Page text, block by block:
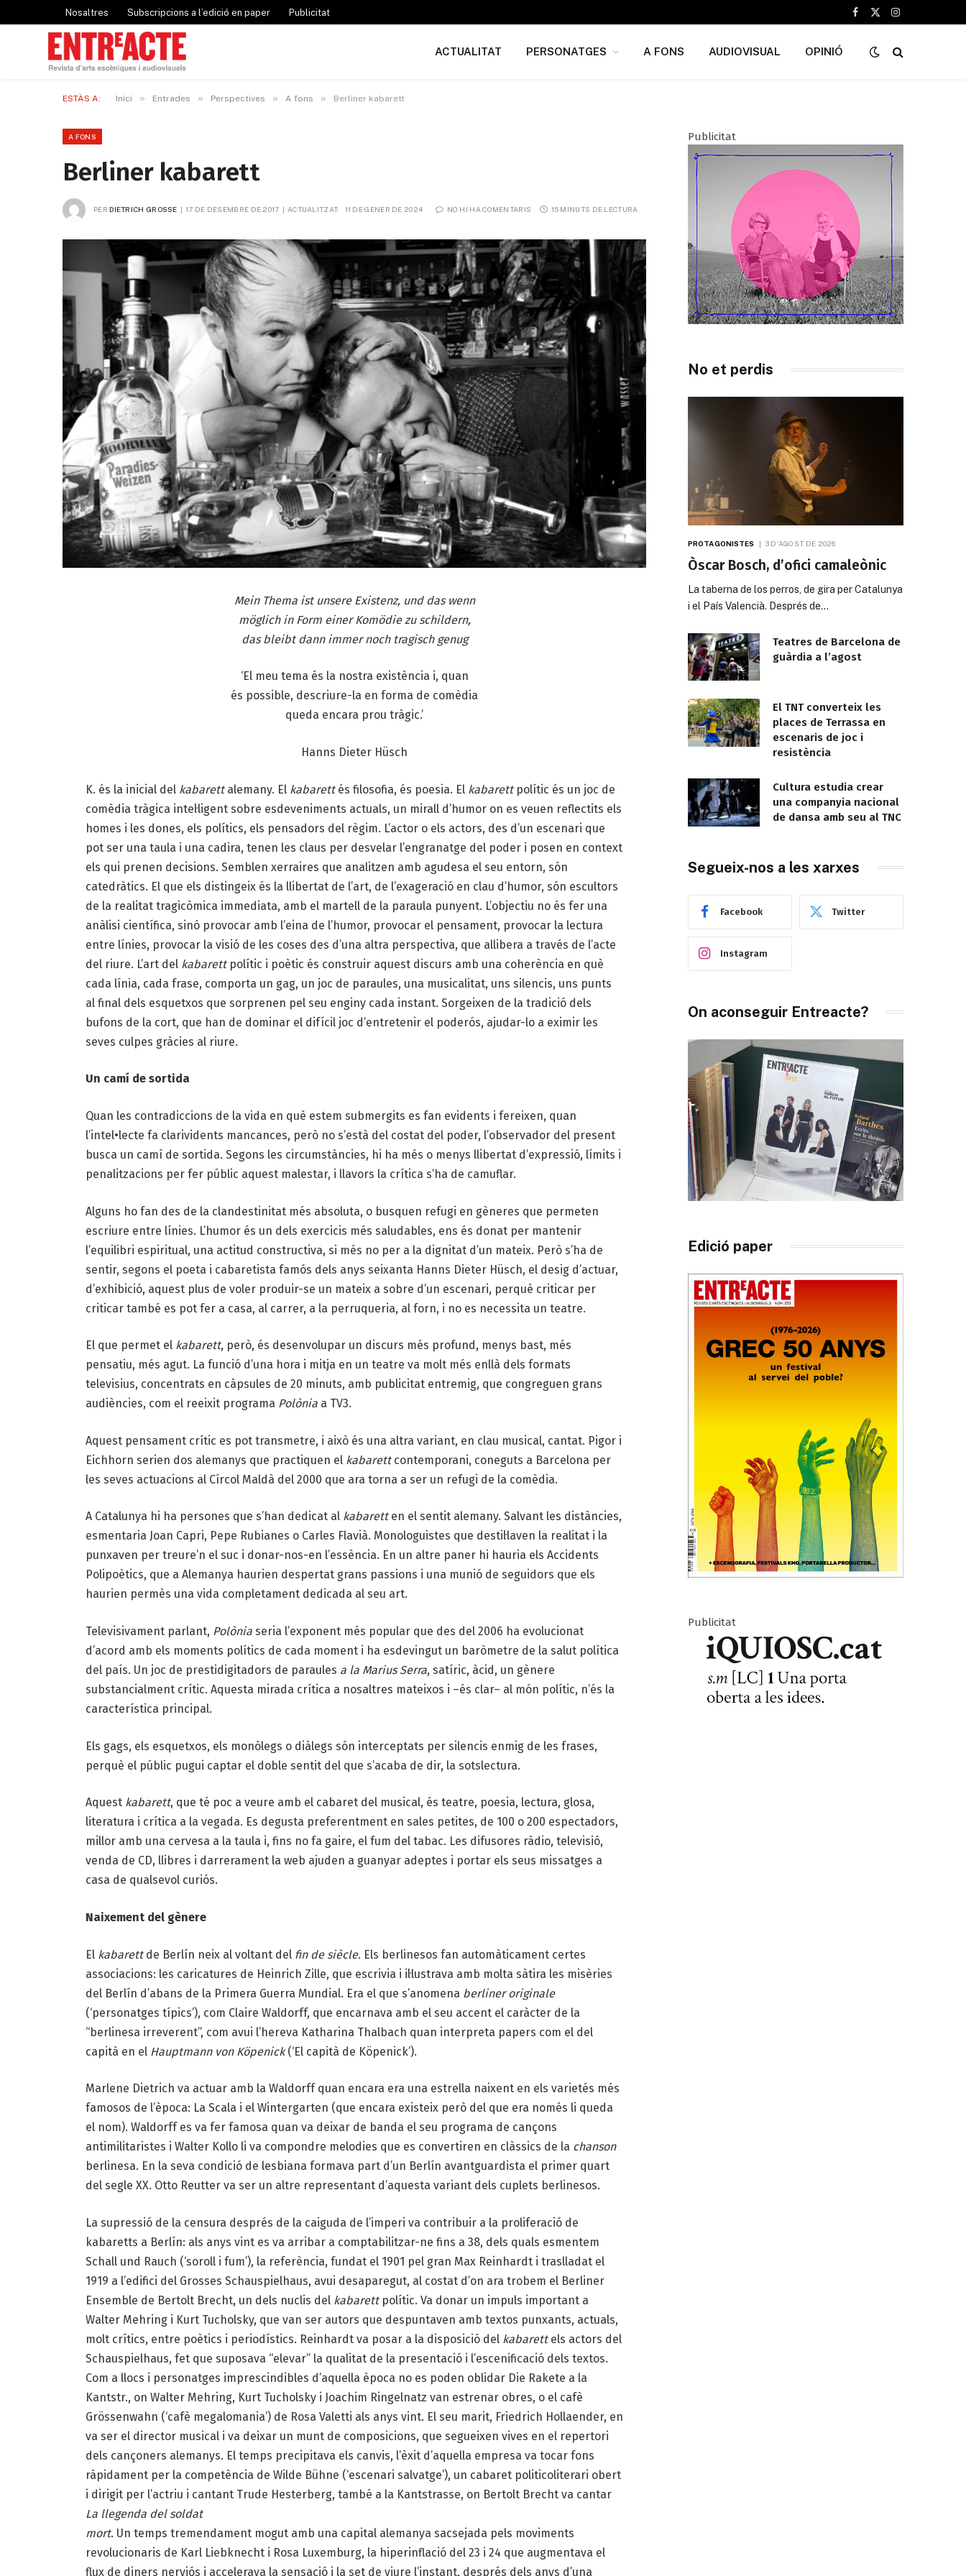
Nosaltres Subscripcions a l’edició en paper Publicitat
Facebook
X
Instagram
ACTUALITAT PERSONATGES A FONS AUDIOVISUAL OPINIÓ
ESTÀS A: Inici » Entrades » Perspectives » A fons » Berliner kabarett
A FONS
Berliner kabarett
PER DIETRICH GROSSE 17 DE DESEMBRE DE 2017 ACTUALITZAT: 11 DE GENER DE 2024 NO HI HA COMENTARIS 15 MINUTS DE LECTURA
Mein Thema ist unsere Existenz, und das wenn
möglich in Form einer Komödie zu schildern,
das bleibt dann immer noch tragisch genug
‘El meu tema és la nostra existència i, quan
és possible, descriure-la en forma de comèdia
queda encara prou tràgic.’
Hanns Dieter Hüsch
K. és la inicial delkabarettalemany. El kabarettés filosofia, és poesia. El kabarettpolític és un joc de
comèdia tràgica intel·ligent sobre esdeveniments actuals, un mirall d’humor on es veuen reflectits els
homes i les dones, els polítics, els pensadors del règim. L’actor o els actors, des d’un escenari que
pot ser una taula i una cadira, tenen les claus per desvelar l’engranatge del poder i posen en context
els qui prenen decisions. Semblen xerraires que analitzen amb agudesa el seu entorn, són
catedràtics. El que els distingeix és la llibertat de l’art, de l’exageració en clau d’humor, són escultors
de la realitat tragicòmica immediata, amb el martell de la paraula punyent. L’objectiu no és fer una
anàlisi científica, sinó provocar amb l’eina de l’humor, provocar el pensament, provocar la lectura
entre línies, provocar la visió de les coses des d’una altra perspectiva, que allibera a través de l’acte
del riure. L’art delkabarettpolític i poètic és construir aquest discurs amb una coherència en què
cada línia, cada frase, comporta un gag, un joc de paraules, una musicalitat, uns silencis, uns punts
al final dels esquetxos que sorprenen pel seu enginy cada instant. Sorgeixen de la tradició dels
bufons de la cort, que han de dominar el difícil joc d’entretenir el poderós, ajudar-lo a eximir les
seves culpes gràcies al riure.
Un camí de sortida
Quan les contradiccions de la vida en què estem submergits es fan evidents i fereixen, quan
l’intel•lecte fa clarividents mancances, però no s’està del costat del poder, l’observador del present
busca un camí de sortida. Segons les circumstàncies, hi ha més o menys llibertat d’expressió, límits i
penalitzacions per fer públic aquest malestar, i llavors la crítica s’ha de camuflar.
Alguns ho fan des de la clandestinitat més absoluta, o busquen refugi en gèneres que permeten
escriure entre línies. L’humor és un dels exercicis més saludables, ens és donat per mantenir
l’equilibri espiritual, una actitud constructiva, si més no per a la dignitat d’un mateix. Però s’ha de
sentir, segons el poeta i cabaretista famós dels anys seixanta Hanns Dieter Hüsch, el desig d’actuar,
d’exhibició, aquest plus de voler produir-se un mateix a sobre d’un escenari, perquè criticar per
criticar també es pot fer a casa, al carrer, a la perruqueria, al forn, i no es necessita un teatre.
El que permet el kabarett, però, és desenvolupar un discurs més profund, menys bast, més
pensatiu, més agut. La funció d’una hora i mitja en un teatre va molt més enllà dels formats
televisius, concentrats en càpsules de 20 minuts, amb publicitat entremig, que congreguen grans
audiències, com el reeixit programa Polòniaa TV3.
Aquest pensament crític es pot transmetre, i això és una altra variant, en clau musical, cantat. Pigor i
Eichhorn serien dos alemanys que practiquen el kabarettcontemporani, coneguts a Barcelona per
les seves actuacions al Círcol Maldà del 2000 que ara torna a ser un refugi de la comèdia.
A Catalunya hi ha persones que s’han dedicat al kabaretten el sentit alemany. Salvant les distàncies,
esmentaria Joan Capri, Pepe Rubianes o Carles Flavià. Monologuistes que destil·laven la realitat i la
punxaven per treure’n el suc i donar-nos-en l’essència. En un altre paner hi hauria els Accidents
Polipoètics, que a Alemanya haurien despertat grans passions i una munió de seguidors que els
haurien permès una vida completament dedicada al seu art.
Televisivament parlant, Polòniaseria l’exponent més popular que des del 2006 ha evolucionat
d’acord amb els moments polítics de cada moment i ha esdevingut un baròmetre de la salut política
del país. Un joc de prestidigitadors de paraules a la Marius Serra, satíric, àcid, un gènere
substancialment crític. Aquesta mirada crítica a nosaltres mateixos i –és clar– al món polític, n’és la
característica principal.
Els gags, els esquetxos, els monòlegs o diàlegs són interceptats per silencis enmig de les frases,
perquè el públic pugui captar el doble sentit del que s’acaba de dir, la sotslectura.
Aquest kabarett, que té poc a veure amb el cabaret del musical, és teatre, poesia, lectura, glosa,
literatura i crítica a la vegada. Es degusta preferentment en sales petites, de 100 o 200 espectadors,
millor amb una cervesa a la taula i, fins no fa gaire, el fum del tabac. Les difusores ràdio, televisió,
venda de CD, llibres i darrerament la web ajuden a guanyar adeptes i portar els seus missatges a
casa de qualsevol curiós.
Naixement del gènere
El kabarettde Berlín neix al voltant del fin de siècle. Els berlinesos fan automàticament certes
associacions: les caricatures de Heinrich Zille, que escrivia i il·lustrava amb molta sàtira les misèries
del Berlín d’abans de la Primera Guerra Mundial. Era el que s’anomena berliner originale
(‘personatges típics’), com Claire Waldorff, que encarnava amb el seu accent el caràcter de la
“berlinesa irreverent”, com avui l’hereva Katharina Thalbach quan interpreta papers com el del
capità en el Hauptmann von Köpenick(‘El capità de Köpenick’).
Marlene Dietrich va actuar amb la Waldorff quan encara era una estrella naixent en els varietés més
famosos de l’època: La Scala i el Wintergarten (que encara existeix però del que era només li queda
el nom). Waldorff es va fer famosa quan va deixar de banda el seu programa de cançons
antimilitaristes i Walter Kollo li va compondre melodies que es convertiren en clàssics de la chanson
berlinesa. En la seva condició de lesbiana formava part d’un Berlín avantguardista el primer quart
del segle XX. Otto Reutter va ser un altre representant d’aquesta variant dels cuplets berlinesos.
La supressió de la censura després de la caiguda de l’imperi va contribuir a la proliferació de
kabaretts a Berlín: als anys vint es va arribar a comptabilitzar-ne fins a 38, dels quals esmentem
Schall und Rauch (‘soroll i fum’), la referència, fundat el 1901 pel gran Max Reinhardt i traslladat el
1919 a l’edifici del Grosses Schauspielhaus, avui desaparegut, al costat d’on ara trobem el Berliner
Ensemble de Bertolt Brecht, un dels nuclis del kabarettpolític. Va donar un impuls important a
Walter Mehring i Kurt Tucholsky, que van ser autors que despuntaven amb textos punxants, actuals,
molt crítics, entre poètics i periodístics. Reinhardt va posar a la disposició delkabarettels actors del
Schauspielhaus, fet que suposava “elevar” la qualitat de la presentació i l’escenificació dels textos.
Com a llocs i personatges imprescindibles d’aquella època no es poden oblidar Die Rakete a la
Kantstr., on Walter Mehring, Kurt Tucholsky i Joachim Ringelnatz van estrenar obres, o el cafè
Grössenwahn (‘cafè megalomania’) de Rosa Valetti als anys vint. El seu marit, Friedrich Hollaender, en
va ser el director musical i va deixar un munt de composicions, que segueixen vives en el repertori
dels cançoners alemanys. El temps precipitava els canvis, l’èxit d’aquella empresa va tocar fons
ràpidament per la competència de Wilde Bühne (‘escenari salvatge’), un cabaret politicoliterari obert
i dirigit per l’actriu i cantant Trude Hesterberg, també a la Kantstrasse, on Bertolt Brecht va cantar
La llegenda del soldat
mort. Un temps tremendament mogut amb una capital alemanya sacsejada pels moviments
revolucionaris de Karl Liebknecht i Rosa Luxemburg, la hiperinflació del 23 i 24 que augmentava el
flux de diners nerviós i accelerava la sensació i la set de viure l’instant, després dels anys d’una
Publicitat
No et perdis
PROTAGONISTES 3 D'AGOST DE 2026
Òscar Bosch, d’ofici camaleònic
La taberna de los perros, de gira per Catalunya
i el País Valencià. Després de…
Teatres de Barcelona de
guàrdia a l’agost
El TNT converteix les
places de Terrassa en
escenaris de joc i
resistència
Cultura estudia crear
una companyia nacional
de dansa amb seu al TNC
Segueix-nos a les xarxes
Facebook Twitter
Instagram
On aconseguir Entreacte?
Edició paper
Publicitat